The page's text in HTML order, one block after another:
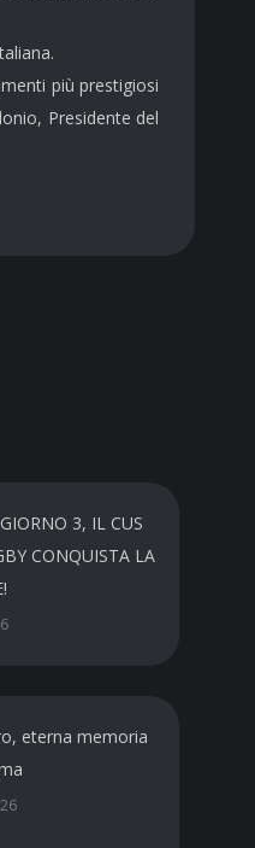
più prestigiosi
Presidente del
3, IL CUS
CONQUISTA LA
eterna memoria